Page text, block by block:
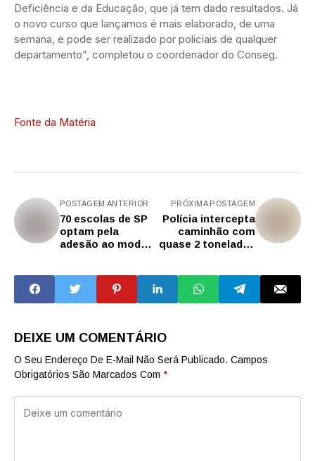
Deficiência e da Educação, que já tem dado resultados. Já
o novo curso que lançamos é mais elaborado, de uma
semana, e pode ser realizado por policiais de qualquer
departamento”, completou o coordenador do Conseg.
Fonte da Matéria
POSTAGEM ANTERIOR
70 escolas de SP
optam pela
adesão ao modelo
PRÓXIMA POSTAGEM
Polícia intercepta
caminhão com
quase 2 toneladas
DEIXE UM COMENTÁRIO
O Seu Endereço De E-Mail Não Será Publicado. Campos
Obrigatórios São Marcados Com *